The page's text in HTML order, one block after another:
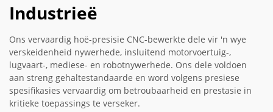
Industrieë
Ons vervaardig hoë-presisie CNC-bewerkte dele vir 'n wye
verskeidenheid nywerhede, insluitend motorvoertuig-,
lugvaart-, mediese- en robotnywerhede. Ons dele voldoen
aan streng gehaltestandaarde en word volgens presiese
spesifikasies vervaardig om betroubaarheid en prestasie in
kritieke toepassings te verseker.